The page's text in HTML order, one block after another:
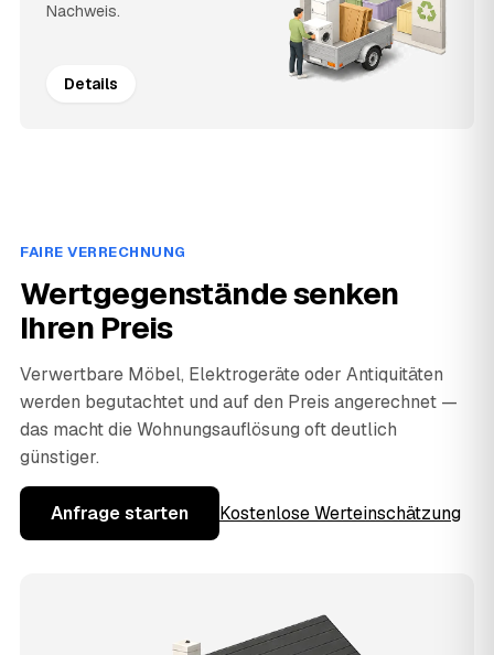
Nachweis.
Details
FAIRE VERRECHNUNG
Wertgegenstände senken
Ihren Preis
Verwertbare Möbel, Elektrogeräte oder Antiquitäten
werden begutachtet und auf den Preis angerechnet —
das macht die Wohnungsauflösung oft deutlich
günstiger.
Anfrage starten Kostenlose Werteinschätzung